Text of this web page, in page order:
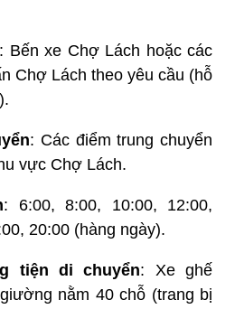
: Bến xe Chợ Lách hoặc các
Chợ Lách theo yêu cầu (hỗ
: Các điểm trung chuyển
vực Chợ Lách.
: 6:00, 8:00, 10:00, 12:00,
20:00 (hàng ngày).
tiện di chuyển: Xe ghế
nằm 40 chỗ (trang bị